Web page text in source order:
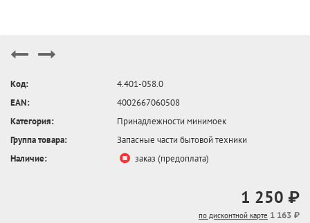
Код:
4.401-058.0
EAN:
4002667060508
Категория:
Принадлежности минимоек
Группа товара:
Запасные части бытовой техники
Наличие:
заказ (предоплата)
1 250 ₽
по дисконтной карте 1 163 ₽